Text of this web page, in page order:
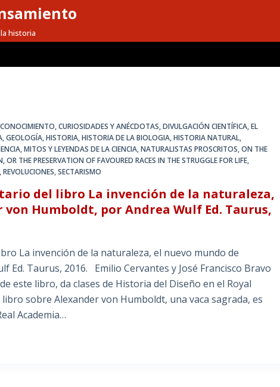
historia
CONOCIMIENTO,CURIOSIDADES Y ANÉCDOTAS,DIVULGACIÓN CIENTÍFICA,EL
,GEOLOGÍA,HISTORIA,HISTORIA DE LA BIOLOGIA,HISTORIA NATURAL,
,MITOS Y LEYENDAS DE LA CIENCIA,NATURALISTAS PROSCRITOS,ON THE
,OR THE PRESERVATION OF FAVOURED RACES IN THE STRUGGLE FOR LIFE,
,REVOLUCIONES,SECTARISMO
del libro La invención de la naturaleza,
Humboldt, por Andrea Wulf Ed. Taurus,
La invención de la naturaleza, el nuevo mundo de
Ed. Taurus, 2016. Emilio Cervantes y José Francisco Bravo
este libro, da clases de Historia del Diseño en el Royal
sobre Alexander von Humboldt, una vaca sagrada, es
Academia…